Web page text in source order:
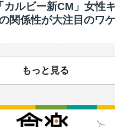
カルビー新CM」女性
関係性が大注目のワケ
もっと見る